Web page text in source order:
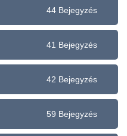
44 Bejegyzés
41 Bejegyzés
42 Bejegyzés
59 Bejegyzés